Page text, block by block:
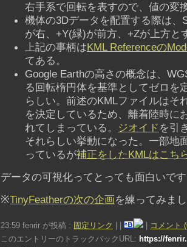
右手系で回転を表すので、値の変
機体の3Dデータを配置する際は、
が右、+Y(緑)が前方、+Zが上方と
上記の事柄はKML Referenceの
てある。
Google Earthの高さの概念は、
る回転楕円体を基準としてゼロを
らしい。前述のKMLファイルはそ
を決定しているため、離着陸時に
れてしまっている。 ジオイド を引
それらしい挙動になった。一部地
っているが補正をしたKMLはこち
データの可視化ってとっても面白いで
※TinyFeatherの次の企画を練ってみま
23:59 fenrir が投稿 : 固定リンク
コメント
このエントリーのトラックバックURL: https://